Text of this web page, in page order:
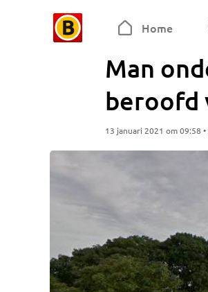
Home
Man
beroofd
13 januari 2021 om 09:58